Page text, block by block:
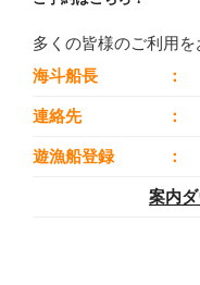
多くの皆様のご利用を
海斗船長
：
連絡先 ：
遊漁船登録 ：
案内